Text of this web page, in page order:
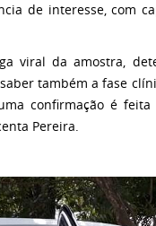
de interesse, com
viral da amostra,
também a fase
confirmação é
Pereira.